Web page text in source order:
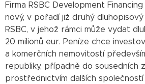
Firma RSBC Development
nový, v pořadí již druhý
RSBC, v jehož rámci může vydat
20 milionů eur. Peníze chce
a komerčních nemovitostí
republiky, případně do sousedních
prostřednictvím dalších